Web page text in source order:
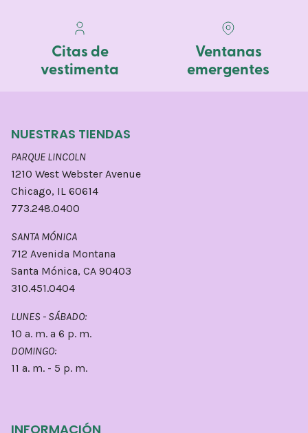
Citas de
vestimenta
Ventanas
emergentes
NUESTRAS TIENDAS
PARQUE LINCOLN
1210 West Webster Avenue
Chicago, IL 60614
773.248.0400
SANTA MÓNICA
712 Avenida Montana
Santa Mónica, CA 90403
310.451.0404
LUNES - SÁBADO:
10 a. m. a 6 p. m.
DOMINGO:
11 a. m. - 5 p. m.
INFORMACIÓN